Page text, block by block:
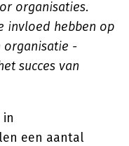
organisaties.
invloed hebben op
organisatie -
succes van
een aantal